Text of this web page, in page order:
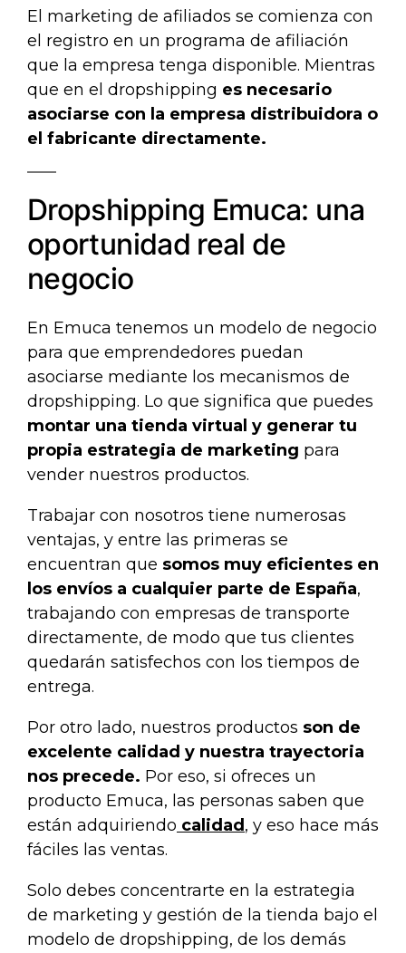
El marketing de afiliados se comienza con
el registro en un programa de afiliación
que la empresa tenga disponible. Mientras
que en el dropshipping es necesario
asociarse con la empresa distribuidora o
el fabricante directamente.
Dropshipping Emuca: una
oportunidad real de
negocio
En Emuca tenemos un modelo de negocio
para que emprendedores puedan
asociarse mediante los mecanismos de
dropshipping. Lo que significa que puedes
montar una tienda virtual y generar tu
propia estrategia de marketing para
vender nuestros productos.
Trabajar con nosotros tiene numerosas
ventajas, y entre las primeras se
encuentran que somos muy eficientes en
los envíos a cualquier parte de España,
trabajando con empresas de transporte
directamente, de modo que tus clientes
quedarán satisfechos con los tiempos de
entrega.
Por otro lado, nuestros productos son de
excelente calidad y nuestra trayectoria
nos precede. Por eso, si ofreces un
producto Emuca, las personas saben que
están adquiriendo calidad, y eso hace más
fáciles las ventas.
Solo debes concentrarte en la estrategia
de marketing y gestión de la tienda bajo el
modelo de dropshipping, de los demás